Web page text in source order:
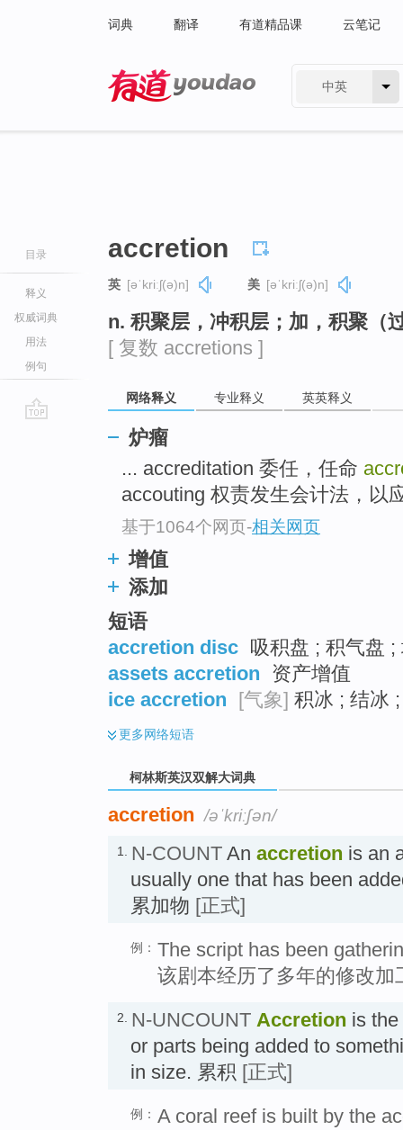
词典 翻译 有道精品课 云笔记
中英
目录
释义
权威词典
用法
例句
accretion
英 [əˈkriːʃ(ə)n] 美 [əˈkriːʃ(ə)n]
n. 积聚层，冲积层；加，积聚（
[ 复数 accretions ]
网络释义 专业释义 英英释义
炉瘤
... accreditation 委任，任命
accouting 权责发生会计法，以
基于1064个网页-相关网页
增值
添加
短语
accretion disc 吸积盘 ; 积气盘 ;
assets accretion 资产增值
ice accretion
[气象] 积冰 ; 结冰
更多网络短语
柯林斯英汉双解大词典
accretion /əˈkriːʃən/
1. N-COUNT An accretion is an
usually one that has been
累加物 [正式]
例： The script has been
该剧本经历了多年的修改加
2. N-UNCOUNT Accretion is
or parts being added to
in size. 累积 [正式]
例： A coral reef is built by the